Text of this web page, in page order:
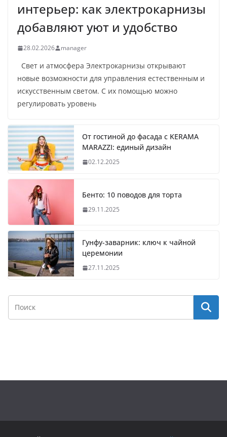
интерьер: как электрокарнизы
добавляют уют и удобство
28.02.2026 manager
Свет и атмосфера Электрокарнизы открывают
новые возможности для управления естественным и
искусственным светом. С их помощью можно
регулировать уровень
От гостиной до фасада с KERAMA
MARAZZI: единый дизайн
02.12.2025
Бенто: 10 поводов для торта
29.11.2025
Гунфу-заварник: ключ к чайной
церемонии
27.11.2025